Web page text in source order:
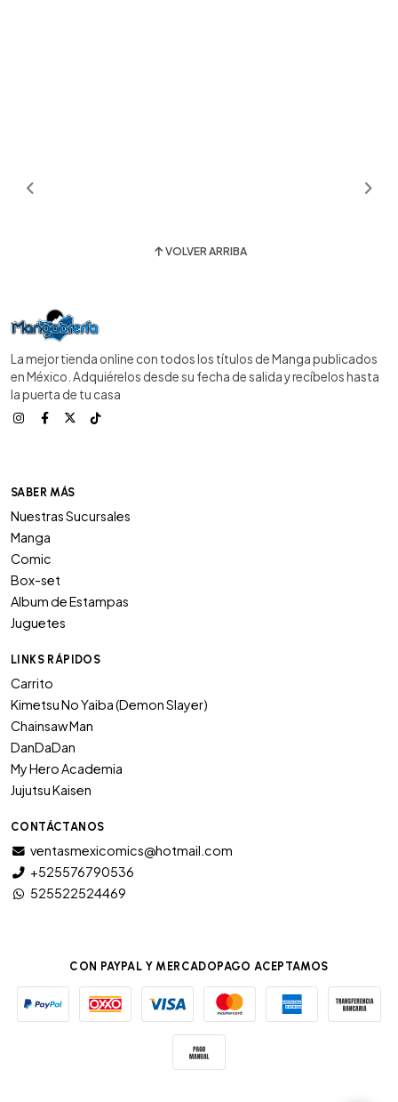
VOLVER ARRIBA
La mejor tienda online con todos los títulos de Manga publicados
en México. Adquiérelos desde su fecha de salida y recíbelos hasta
la puerta de tu casa
SABER MÁS
Nuestras Sucursales
Manga
Comic
Box-set
Album de Estampas
Juguetes
LINKS RÁPIDOS
Carrito
Kimetsu No Yaiba (Demon Slayer)
Chainsaw Man
DanDaDan
My Hero Academia
Jujutsu Kaisen
CONTÁCTANOS
ventasmexicomics@hotmail.com
+525576790536
525522524469
CON PAYPAL Y MERCADOPAGO ACEPTAMOS